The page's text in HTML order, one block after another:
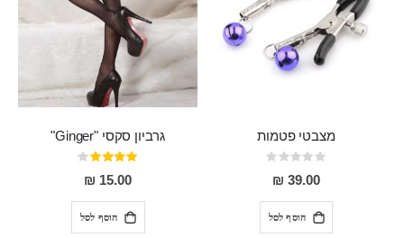
מצבטי פטמות
Rating:
0%
39.00 ₪
הוסף לסל
גרביון סקסי "Ginger"
דירוג:
80%
15.00 ₪
הוסף לסל